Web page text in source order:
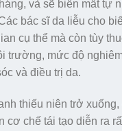
và sẽ biến mất tự
bác sĩ da liễu cho
cụ thể mà còn tùy
trường, mức độ
và điều trị da.
thiếu niên trở xuống,
cơ chế tái tạo diễn ra